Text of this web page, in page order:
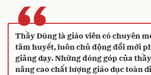
“
Thầy Dũng là giáo viên có chuyên
tâm huyết, luôn chủ động đổi mới
giảng dạy. Những đóng góp của
nâng cao chất lượng giáo dục toàn